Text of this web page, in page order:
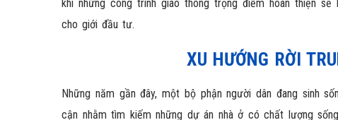
khi những công trình giao thông trọng điểm hoàn thiện
cho giới đầu tư.
XU HƯỚNG RỜI
Những năm gần đây, một bộ phận người dân đang sinh
cận nhằm tìm kiếm những dự án nhà ở có chất lượng